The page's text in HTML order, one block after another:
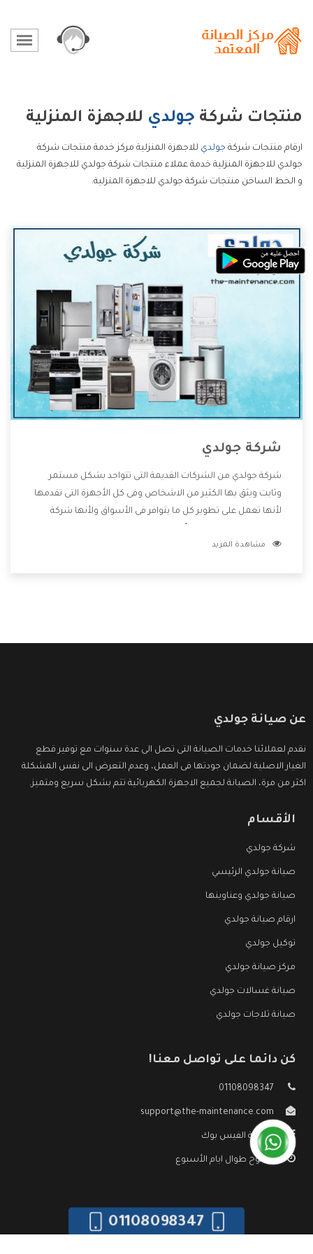
منتجات شركة جولدي للاجهزة المنزلية
ارقام منتجات شركة جولدي للاجهزة المنزلية مركز خدمة منتجات شركة
جولدي للاجهزة المنزلية خدمة عملاء منتجات شركة جولدي للاجهزة المنزلية
و الخط الساخن منتجات شركة جولدي للاجهزة المنزلية.
شركة جولدي
شركة جولدي من الشركات القديمة التى تتواجد بشكل مستمر
وثابت ويثق بها الكثير من الاشخاص وفى كل الأجهزة التى تقدمها
لأنها تعمل على تطوير كل ما يتوافر فى الأسواق ولأنها شركة
وتقدم للعملاء أقوى العروض والخصومات التى تسهل على
مشاهدة المزيد
عن صيانة جولدي
نقدم لعملائنا خدمات الصيانة التى تصل الى عدة سنوات مع توفير قطع
الغيار الاصلية لضمان جودتها فى العمل، وعدم التعرض الى نفس المشكلة
اكثر من مرة، الصيانة لجميع الاجهزة الكهربائية تتم بشكل سريع ومتميز.
الأقسام
شركة جولدي
صيانة جولدي الرئيسي
صيانة جولدي وعناوينها
ارقام صيانة جولدي
توكيل جولدي
مركز صيانة جولدي
صيانة غسالات جولدي
صيانة ثلاجات جولدي
كن دائما على تواصل معنا!
01108098347
support@the-maintenance.com
صفحة الفيس بوك
مفتوح طوال ايام الأسبوع
01108098347